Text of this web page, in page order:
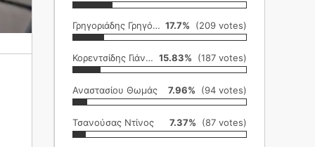
Γρηγοριάδης Γρηγόρης 17.7% (209 votes)
Κορεντσίδης Γιάννης 15.83% (187 votes)
Αναστασίου Θωμάς 7.96% (94 votes)
Τσανούσας Ντίνος 7.37% (87 votes)